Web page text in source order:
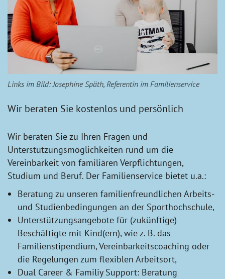
Links im Bild: Josephine Späth, Referentin im Familienservice
Wir beraten Sie kostenlos und persönlich
Wir beraten Sie zu Ihren Fragen und
Unterstützungsmöglichkeiten rund um die
Vereinbarkeit von familiären Verpflichtungen,
Studium und Beruf. Der Familienservice bietet u.a.:
Beratung zu unseren familienfreundlichen Arbeits-
und Studienbedingungen an der Sporthochschule,
Unterstützungsangebote für (zukünftige)
Beschäftigte mit Kind(ern), wie z. B. das
Familienstipendium, Vereinbarkeitscoaching oder
die Regelungen zum flexiblen Arbeitsort,
Dual Career & Familiy Support: Beratung